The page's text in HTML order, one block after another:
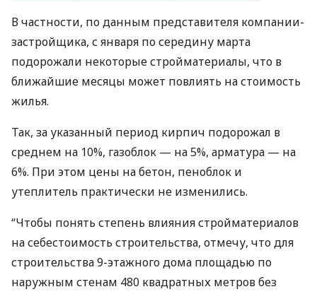
В частности, по данным представителя компании-
застройщика, с января по середину марта
подорожали некоторые стройматериалы, что в
ближайшие месяцы может повлиять на стоимость
жилья.
Так, за указанный период кирпич подорожал в
среднем на 10%, газоблок — на 5%, арматура — на
6%. При этом цены на бетон, пеноблок и
утеплитель практически не изменились.
“Чтобы понять степень влияния стройматериалов
на себестоимость строительства, отмечу, что для
строительства 9-этажного дома площадью по
наружным стенам 480 квадратных метров без